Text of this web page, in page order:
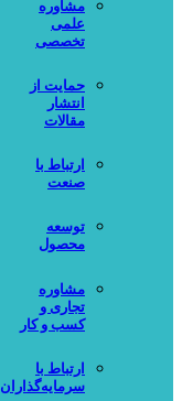
مشاوره
علمی
تخصصی
حمایت از
انتشار
مقالات
ارتباط با
صنعت
توسعه
محصول
مشاوره
تجاری و
کسب و کار
ارتباط با
سرمایه‌گذاران